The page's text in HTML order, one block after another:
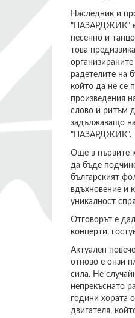
Наследник и
"ПАЗАРДЖИК" е
песенно и
това
радетелите на
който да не се
произведения
слово и ритъм
задължаващо
"ПАЗАРДЖИК".
Още в първите
да бъде
българският
вдъхновение и
уникалност
Отговорът е
концерти,
Актуален
отново е онзи
сила. Не
непрекъснато
години хората
двигателя,